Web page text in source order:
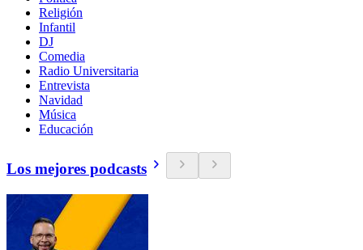
Religión
Infantil
DJ
Comedia
Radio Universitaria
Entrevista
Navidad
Música
Educación
Los mejores podcasts